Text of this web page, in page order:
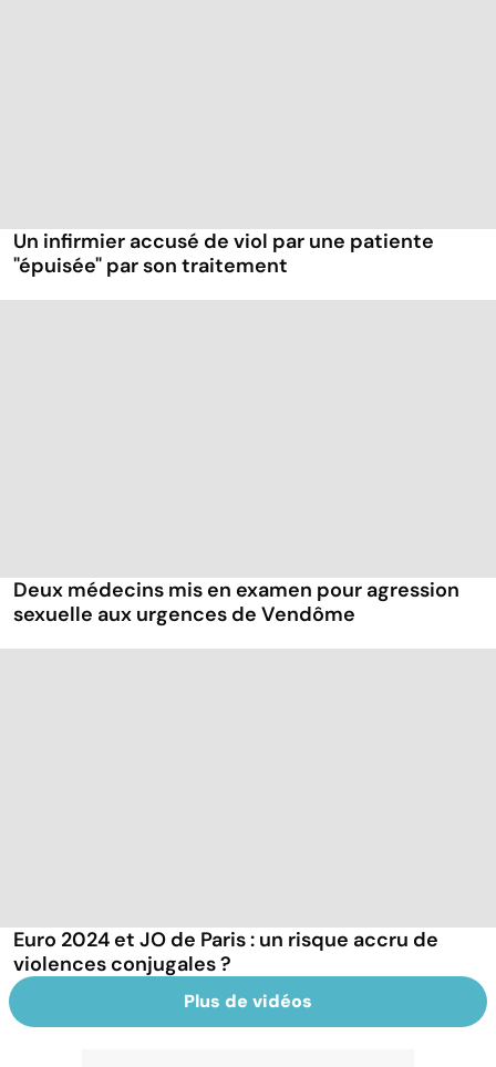
Un infirmier accusé de viol par une patiente
"épuisée" par son traitement
Deux médecins mis en examen pour agression
sexuelle aux urgences de Vendôme
Euro 2024 et JO de Paris : un risque accru de
violences conjugales ?
Plus de vidéos